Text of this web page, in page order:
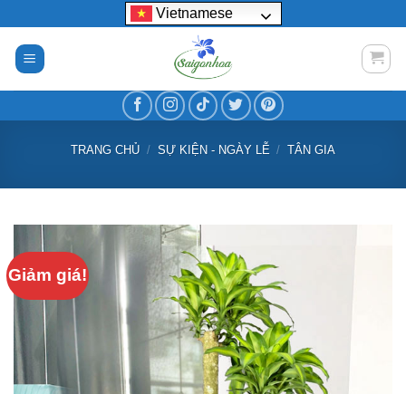
nội
dung
Vietnamese
TRANG CHỦ / SỰ KIỆN - NGÀY LỄ / TÂN GIA
Giảm giá!